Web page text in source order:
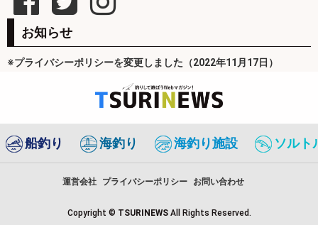
お知らせ
※プライバシーポリシーを変更しました（2022年11月17日）
船釣り 海釣り 海釣り施設 ソルト
運営会社 プライバシーポリシー お問い合わせ
Copyright © TSURINEWS All Rights Reserved.